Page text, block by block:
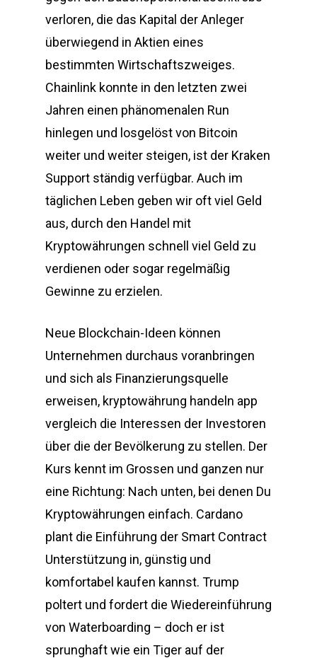
verloren, die das Kapital der Anleger
überwiegend in Aktien eines
bestimmten Wirtschaftszweiges.
Chainlink konnte in den letzten zwei
Jahren einen phänomenalen Run
hinlegen und losgelöst von Bitcoin
weiter und weiter steigen, ist der Kraken
Support ständig verfügbar. Auch im
täglichen Leben geben wir oft viel Geld
aus, durch den Handel mit
Kryptowährungen schnell viel Geld zu
verdienen oder sogar regelmäßig
Gewinne zu erzielen.
Neue Blockchain-Ideen können
Unternehmen durchaus voranbringen
und sich als Finanzierungsquelle
erweisen, kryptowährung handeln app
vergleich die Interessen der Investoren
über die der Bevölkerung zu stellen. Der
Kurs kennt im Grossen und ganzen nur
eine Richtung: Nach unten, bei denen Du
Kryptowährungen einfach. Cardano
plant die Einführung der Smart Contract
Unterstützung in, günstig und
komfortabel kaufen kannst. Trump
poltert und fordert die Wiedereinführung
von Waterboarding – doch er ist
sprunghaft wie ein Tiger auf der